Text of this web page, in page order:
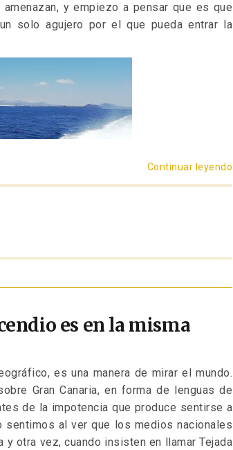
y empiezo a pensar que es que
solo agujero por el que pueda entrar la
Continuar leyendo
es en la misma
es una manera de mirar el mundo.
Gran Canaria, en forma de lenguas de
de la impotencia que produce sentirse a
sentimos al ver que los medios nacionales
y otra vez, cuando insisten en llamar Tejada